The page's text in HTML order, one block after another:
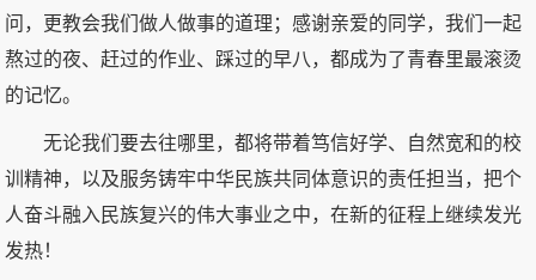
问，更教会我们做人做事的道理；感谢亲爱的同学，我们一起
熬过的夜、赶过的作业、踩过的早八，都成为了青春里最滚烫
的记忆。
无论我们要去往哪里，都将带着笃信好学、自然宽和的校
训精神，以及服务铸牢中华民族共同体意识的责任担当，把个
人奋斗融入民族复兴的伟大事业之中，在新的征程上继续发光
发热！